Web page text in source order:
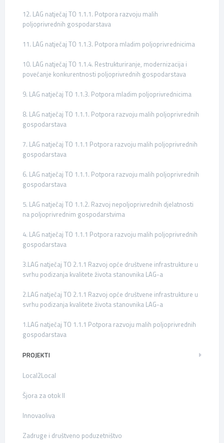
12. LAG natječaj TO 1.1.1. Potpora razvoju malih
poljoprivrednih gospodarstava
11. LAG natječaj TO 1.1.3. Potpora mladim poljoprivrednicima
10. LAG natječaj TO 1.1.4. Restrukturiranje, modernizacija i
povećanje konkurentnosti poljoprivrednih gospodarstava
9. LAG natječaj TO 1.1.3. Potpora mladim poljoprivrednicima
8. LAG natječaj TO 1.1.1. Potpora razvoju malih poljoprivrednih
gospodarstava
7. LAG natječaj TO 1.1.1 Potpora razvoju malih poljoprivrednih
gospodarstava
6. LAG natječaj TO 1.1.1. Potpora razvoju malih poljoprivrednih
gospodarstava
5. LAG natječaj TO 1.1.2. Razvoj nepoljoprivrednih djelatnosti
na poljoprivrednim gospodarstvima
4. LAG natječaj TO 1.1.1 Potpora razvoju malih poljoprivrednih
gospodarstava
3.LAG natječaj TO 2.1.1 Razvoj opće društvene infrastrukture u
svrhu podizanja kvalitete života stanovnika LAG-a
2.LAG natječaj TO 2.1.1 Razvoj opće društvene infrastrukture u
svrhu podizanja kvalitete života stanovnika LAG-a
1.LAG natječaj TO 1.1.1 Potpora razvoju malih poljoprivrednih
gospodarstava
PROJEKTI
Local2Local
Šjora za otok II
Innovaoliva
Zadruge i društveno poduzetništvo